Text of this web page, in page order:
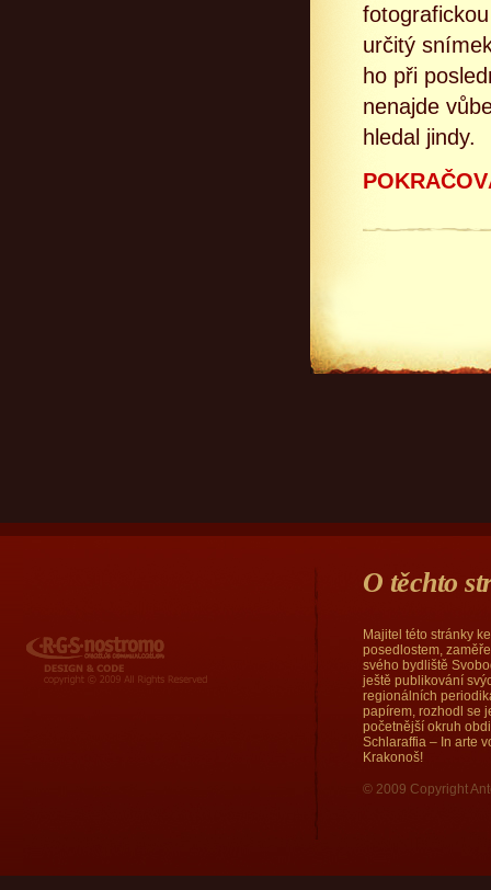
určitý
ho při
nenajde
hledal jindy.
RGS Nostromo
O těchto
Majitel této stránky
posedlostem,
svého bydliště
ještě publikování
regionálních
papírem, rozhodl se
početnější okruh
Schlaraffia – In arte
Krakonoš!
© 2009 Copyright